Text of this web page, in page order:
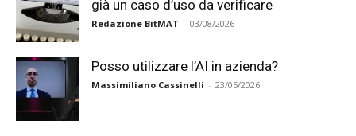
già un caso d’uso da verificare
Redazione BitMAT - 03/08/2026
Posso utilizzare l’AI in azienda?
Massimiliano Cassinelli - 23/05/2026